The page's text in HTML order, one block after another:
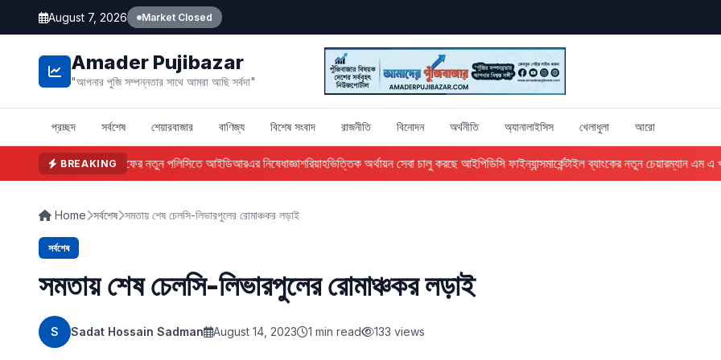
August 7, 2026 Market Closed
Amader Pujibazar
"আপনার পুজি সম্পন্নতার সাথে আমরা আছি সর্বদা"
প্রচ্ছদ সর্বশেষ শেয়ারবাজার বাণিজ্য বিশেষ সংবাদ রাজনীতি বিনোদন অর্থনীতি অ্যানালাইসিস খেলাধুলা আরো
BREAKING
ফারইস্ট ইসলামী লাইফের নতুন পলিসিতে আইডিআরএর নিষেধাজ্ঞাশরিয়াহভিত্তিক অর্থায়ন সেবা চালু করছে আইপিডিসি ফাইন্যান্সমার্কেন্টাইল ব্যাংকের নতুন চেয়ারম্যান এম এ খান
Home সর্বশেষ সমতায় শেষ চেলসি-লিভারপুলের রোমাঞ্চকর লড়াই
সর্বশেষ
সমতায় শেষ চেলসি-লিভারপুলের রোমাঞ্চকর লড়াই
S Sadat Hossain Sadman August 14, 2023 1 min read 133 views